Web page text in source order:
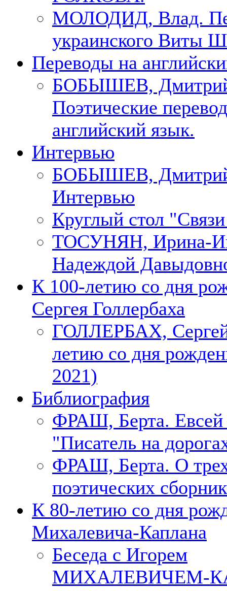
МОЛОДИД, Влад.
украинского Виты
Переводы на
БОБЫШЕВ,
Поэтические
английский язык.
Интервью
БОБЫШЕВ,
Интервью
Круглый стол
ТОСУНЯН, Ирина-
Надеждой
К 100-летию со дня
Сергея Голлербаха
ГОЛЛЕРБАХ,
летию со дня
2021)
Библиография
ФРАШ, Берта.
"Писатель на
ФРАШ, Берта. О
поэтических
К 80-летию со дня
Михалевича-Каплана
Беседа с Игорем
МИХАЛЕВИЧЕМ-